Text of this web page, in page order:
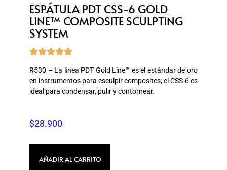
ESPÁTULA PDT CSS-6 GOLD
LINE™ COMPOSITE SCULPTING
SYSTEM

R530 – La línea PDT Gold Line™ es el estándar de oro
en instrumentos para esculpir composites; el CSS-6 es
ideal para condensar, pulir y contornear.
$28.900
AÑADIR AL CARRITO